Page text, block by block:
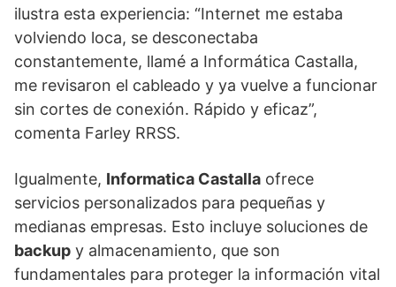
ilustra esta experiencia: “Internet me estaba
volviendo loca, se desconectaba
constantemente, llamé a Informática Castalla,
me revisaron el cableado y ya vuelve a funcionar
sin cortes de conexión. Rápido y eficaz”,
comenta Farley RRSS.
Igualmente, Informatica Castalla ofrece
servicios personalizados para pequeñas y
medianas empresas. Esto incluye soluciones de
backup y almacenamiento, que son
fundamentales para proteger la información vital